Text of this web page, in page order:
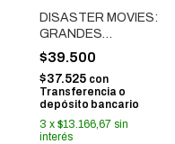
DISASTER MOVIES:
GRANDES
PELICULAS DE
CATASTROFES
$39.500
$37.525 con
Transferencia o
depósito bancario
3 x $13.166,67 sin
interés